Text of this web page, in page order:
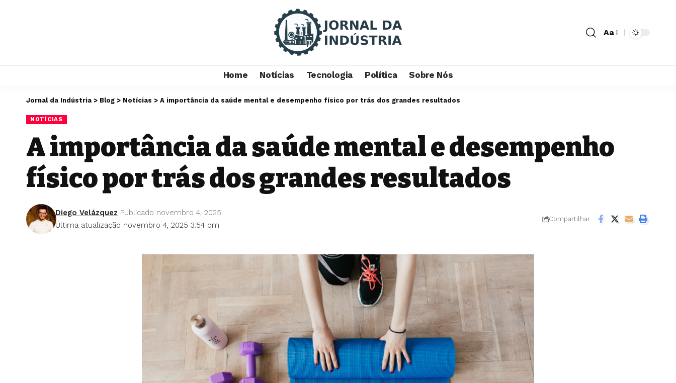
Aa
Home Notícias Tecnologia Política Sobre Nós
Jornal da Indústria > Blog > Notícias > A importância da saúde mental e desempenho físico por trás dos grandes resultados
NOTÍCIAS
A importância da saúde mental e desempenho
físico por trás dos grandes resultados
Última atualização novembro 4, 2025 3:54 pm
Diego Velázquez Publicado novembro 4, 2025
Compartilhar